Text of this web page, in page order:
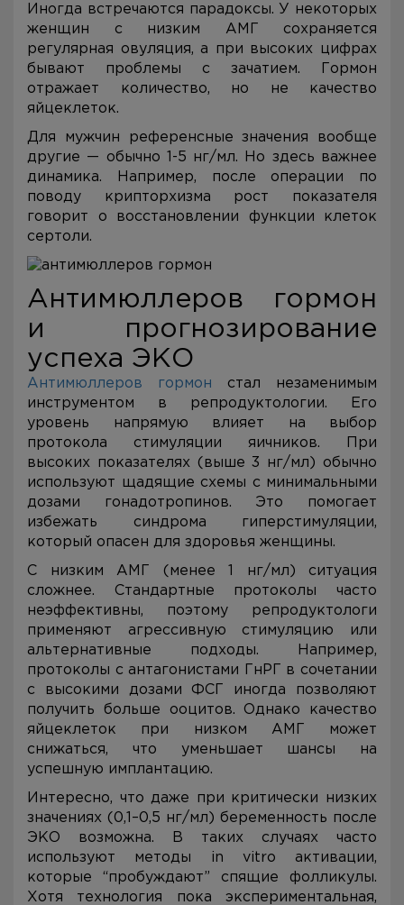
Иногда встречаются парадоксы. У некоторых
женщин с низким АМГ сохраняется
регулярная овуляция, а при высоких цифрах
бывают проблемы с зачатием. Гормон
отражает количество, но не качество
яйцеклеток.
Для мужчин референсные значения вообще
другие — обычно 1-5 нг/мл. Но здесь важнее
динамика. Например, после операции по
поводу крипторхизма рост показателя
говорит о восстановлении функции клеток
сертоли.
Антимюллеров гормон
и прогнозирование
успеха ЭКО
Антимюллеров гормон стал незаменимым
инструментом в репродуктологии. Его
уровень напрямую влияет на выбор
протокола стимуляции яичников. При
высоких показателях (выше 3 нг/мл) обычно
используют щадящие схемы с минимальными
дозами гонадотропинов. Это помогает
избежать синдрома гиперстимуляции,
который опасен для здоровья женщины.
С низким АМГ (менее 1 нг/мл) ситуация
сложнее. Стандартные протоколы часто
неэффективны, поэтому репродуктологи
применяют агрессивную стимуляцию или
альтернативные подходы. Например,
протоколы с антагонистами ГнРГ в сочетании
с высокими дозами ФСГ иногда позволяют
получить больше ооцитов. Однако качество
яйцеклеток при низком АМГ может
снижаться, что уменьшает шансы на
успешную имплантацию.
Интересно, что даже при критически низких
значениях (0,1–0,5 нг/мл) беременность после
ЭКО возможна. В таких случаях часто
используют методы in vitro активации,
которые “пробуждают” спящие фолликулы.
Хотя технология пока экспериментальная,